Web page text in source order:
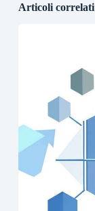
Articoli correlati